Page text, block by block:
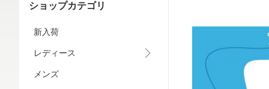
ショップカテゴリ
新入荷
レディース
メンズ